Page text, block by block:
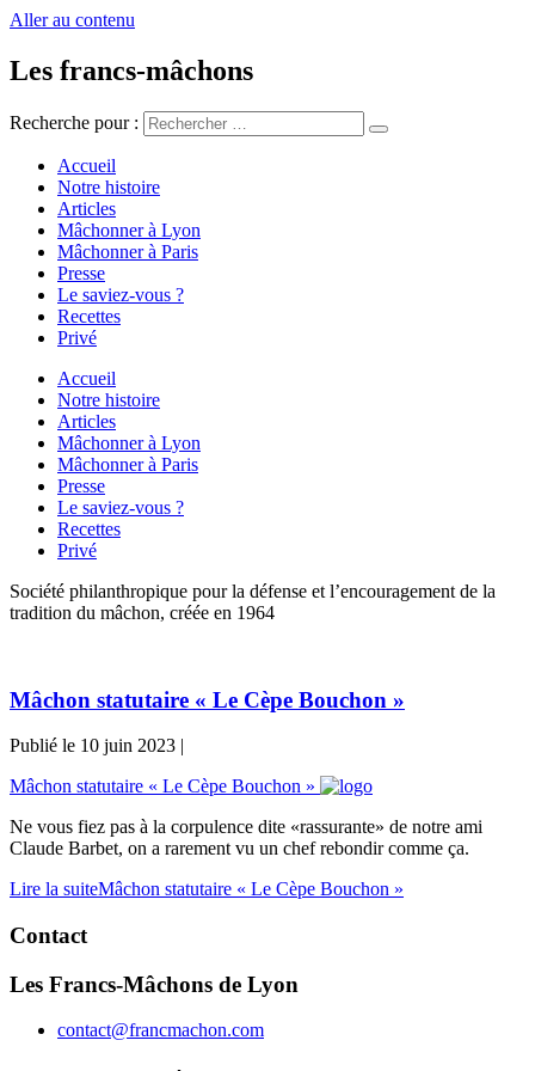
Aller au contenu
Les francs-mâchons
Recherche pour :
Accueil
Notre histoire
Articles
Mâchonner à Lyon
Mâchonner à Paris
Presse
Le saviez-vous ?
Recettes
Privé
Accueil
Notre histoire
Articles
Mâchonner à Lyon
Mâchonner à Paris
Presse
Le saviez-vous ?
Recettes
Privé
Société philanthropique pour la défense et l’encouragement de la
tradition du mâchon, créée en 1964
Mâchon statutaire « Le Cèpe Bouchon »
Publié le 10 juin 2023 |
Mâchon statutaire « Le Cèpe Bouchon »
Ne vous fiez pas à la corpulence dite «rassurante» de notre ami
Claude Barbet, on a rarement vu un chef rebondir comme ça.
Lire la suiteMâchon statutaire « Le Cèpe Bouchon »
Contact
Les Francs-Mâchons de Lyon
contact@francmachon.com